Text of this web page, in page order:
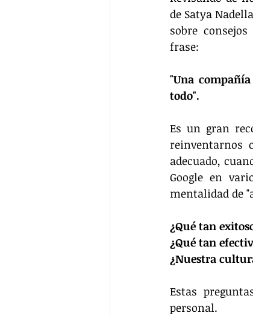
de Satya
sobre
frase:
"Una
todo".
Es un gran
reinventarnos
adecuado,
Google en
mentalidad de
¿Qué tan
¿Qué tan
¿Nuestra
Estas
personal.